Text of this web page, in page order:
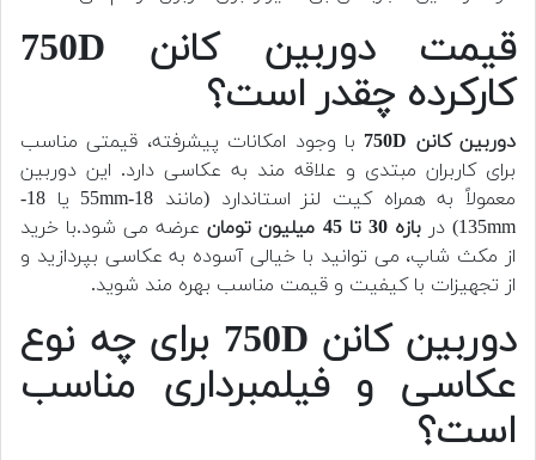
قیمت دوربین کانن 750D
کارکرده چقدر است؟
دوربین کانن 750D
با وجود امکانات پیشرفته، قیمتی مناسب
برای کاربران مبتدی و علاقه مند به عکاسی دارد. این دوربین
معمولاً به همراه کیت لنز استاندارد (مانند 18-55mm یا 18-
135mm) در
بازه 30 تا 45 میلیون تومان عرضه می شود.با خرید
از مکث شاپ، می توانید با خیالی آسوده به عکاسی بپردازید و
از تجهیزات با کیفیت و قیمت مناسب بهره مند شوید.
دوربین کانن 750D برای چه نوع
عکاسی و فیلمبرداری مناسب
است؟